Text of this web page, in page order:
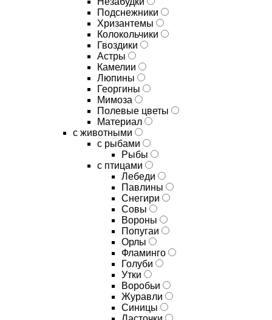
Подснежники
Хризантемы
Колокольчики
Гвоздики
Астры
Камелии
Люпины
Георгины
Мимоза
Полевые цветы
Материал
с животными
с рыбами
Рыбы
с птицами
Лебеди
Павлины
Снегири
Совы
Вороны
Попугаи
Орлы
Фламинго
Голуби
Утки
Воробьи
Журавли
Синицы